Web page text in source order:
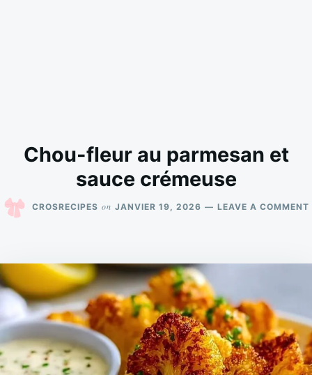
Chou-fleur au parmesan et
sauce crémeuse
CROSRECIPES on JANVIER 19, 2026 LEAVE A COMMENT